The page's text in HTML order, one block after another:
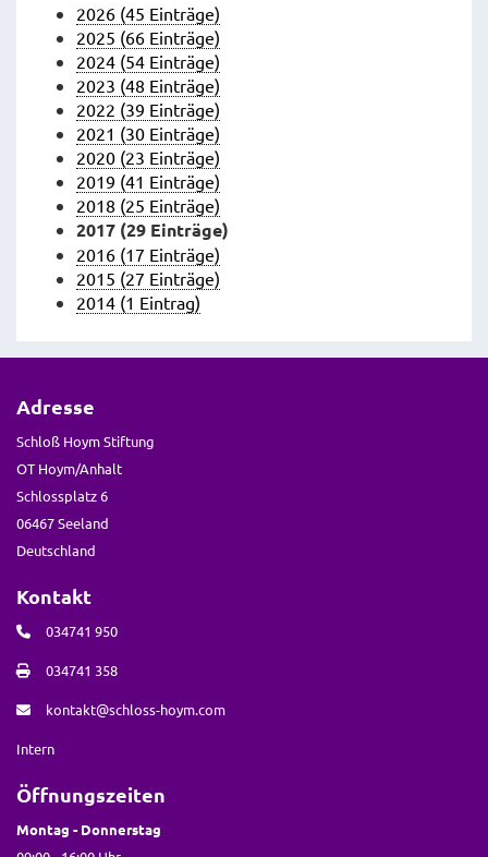
2026 (45 Einträge)
2025 (66 Einträge)
2024 (54 Einträge)
2023 (48 Einträge)
2022 (39 Einträge)
2021 (30 Einträge)
2020 (23 Einträge)
2019 (41 Einträge)
2018 (25 Einträge)
2017 (29 Einträge)
2016 (17 Einträge)
2015 (27 Einträge)
2014 (1 Eintrag)
Adresse
Schloß Hoym Stiftung
OT Hoym/Anhalt
Schlossplatz 6
06467 Seeland
Deutschland
Kontakt
034741 950
034741 358
kontakt@schloss-hoym.com
Intern
Öffnungszeiten
Montag - Donnerstag